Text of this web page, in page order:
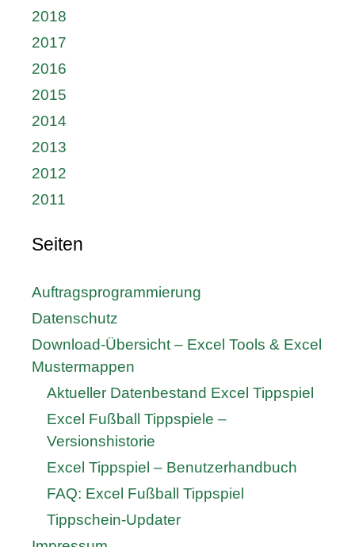
2018
2017
2016
2015
2014
2013
2012
2011
Seiten
Auftragsprogrammierung
Datenschutz
Download-Übersicht – Excel Tools & Excel
Mustermappen
Aktueller Datenbestand Excel Tippspiel
Excel Fußball Tippspiele –
Versionshistorie
Excel Tippspiel – Benutzerhandbuch
FAQ: Excel Fußball Tippspiel
Tippschein-Updater